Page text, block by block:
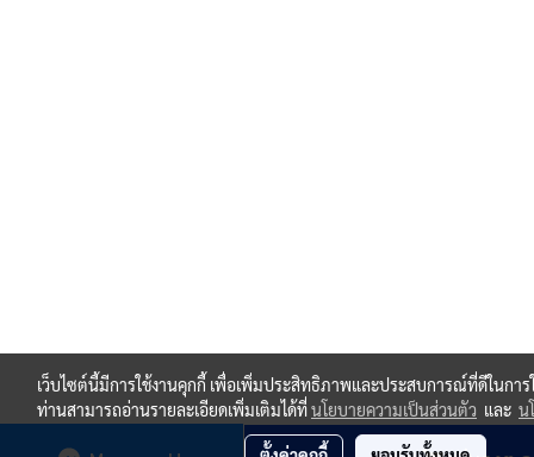
เว็บไซต์นี้มีการใช้งานคุกกี้ เพื่อเพิ่มประสิทธิภาพและประสบการณ์ที่ดีในการ
ท่านสามารถอ่านรายละเอียดเพิ่มเติมได้ที่นโยบายความเป็นส่วนตัว และ น